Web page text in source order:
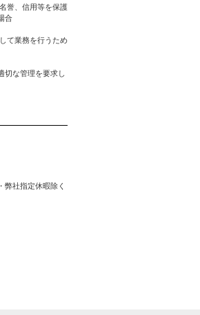
誉、信用等を保護
合
て業務を行うため
切な管理を要求し
社指定休暇除く